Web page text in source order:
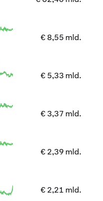
€ 8,55 mld.
€ 5,33 mld.
€ 3,37 mld.
€ 2,39 mld.
€ 2,21 mld.